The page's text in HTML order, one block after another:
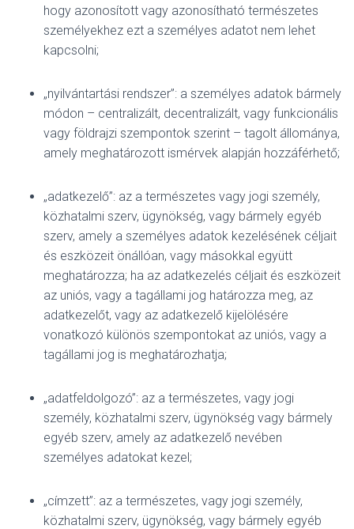
hogy azonosított vagy azonosítható természetes
személyekhez ezt a személyes adatot nem lehet
kapcsolni;
„nyilvántartási rendszer”: a személyes adatok bármely
módon – centralizált, decentralizált, vagy funkcionális
vagy földrajzi szempontok szerint – tagolt állománya,
amely meghatározott ismérvek alapján hozzáférhető;
„adatkezelő”: az a természetes vagy jogi személy,
közhatalmi szerv, ügynökség, vagy bármely egyéb
szerv, amely a személyes adatok kezelésének céljait
és eszközeit önállóan, vagy másokkal együtt
meghatározza; ha az adatkezelés céljait és eszközeit
az uniós, vagy a tagállami jog határozza meg, az
adatkezelőt, vagy az adatkezelő kijelölésére
vonatkozó különös szempontokat az uniós, vagy a
tagállami jog is meghatározhatja;
„adatfeldolgozó”: az a természetes, vagy jogi
személy, közhatalmi szerv, ügynökség vagy bármely
egyéb szerv, amely az adatkezelő nevében
személyes adatokat kezel;
„címzett”: az a természetes, vagy jogi személy,
közhatalmi szerv, ügynökség, vagy bármely egyéb